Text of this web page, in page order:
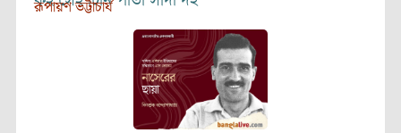
রূপায়ণ ভট্টাচার্য